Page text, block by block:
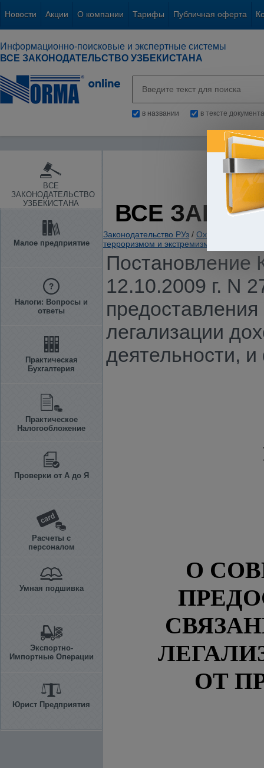
Новости Акции О компании Тарифы Публичная оферта
Информационно-поисковые и экспертные системы
ВСЕ ЗАКОНОДАТЕЛЬСТВО УЗБЕКИСТАНА
в названии в тексте документа
ВСЕ
ЗАКОНОДАТЕЛЬСТВО
УЗБЕКИСТАНА
Малое предприятие
Налоги: Вопросы и
ответы
Практическая
Бухгалтерия
Практическое
Налогообложение
Проверки от А до Я
Расчеты с
персоналом
Умная подшивка
Экспортно-
Импортные Операции
Юрист Предприятия
ВСЕ
Законодательство РУз / Охрана
терроризмом и экстремизмом
Постановление
12.10.2009 г. N
легализации
деятельности,
О
ОТ